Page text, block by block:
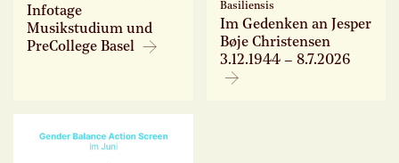
Infotage
Musikstudium und
PreCollege Basel
Basiliensis
Im Gedenken an Jesper
Bøje Christensen
3.12.1944 – 8.7.2026